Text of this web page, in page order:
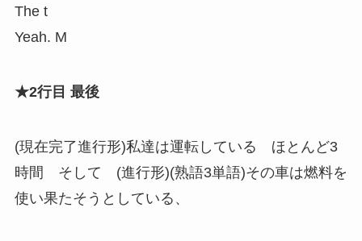
The t
Yeah. M
★2行目 最後
(現在完了進行形)私達は運転している ほとんど3
時間 そして (進行形)(熟語3単語)その車は燃料を
使い果たそうとしている、